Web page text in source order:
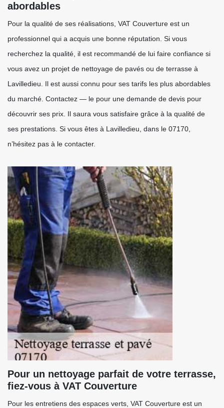
abordables
Pour la qualité de ses réalisations, VAT Couverture est un
professionnel qui a acquis une bonne réputation. Si vous
recherchez la qualité, il est recommandé de lui faire confiance si
vous avez un projet de nettoyage de pavés ou de terrasse à
Lavilledieu. Il est aussi connu pour ses tarifs les plus abordables
du marché. Contactez — le pour une demande de devis pour
découvrir ses prix. Il saura vous satisfaire grâce à la qualité de
ses prestations. Si vous êtes à Lavilledieu, dans le 07170,
n’hésitez pas à le contacter.
Pour un nettoyage parfait de votre terrasse,
fiez-vous à VAT Couverture
Pour les entretiens des espaces verts, VAT Couverture est un